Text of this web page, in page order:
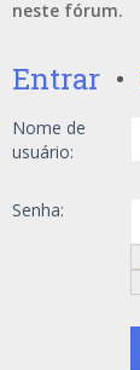
neste fórum.
Entrar •
Nome de
usuário:
Senha: